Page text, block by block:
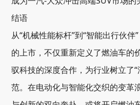
结语
从“机械性能标杆”到“智能出行伙
的上市，不仅重新定义了燃油车的
驭科技的深度合作，为行业树立了
范。在电动化与智能化交织的变革